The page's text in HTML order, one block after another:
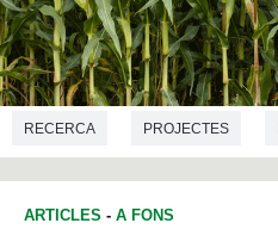
RECERCA PROJECTES
ARTICLES - A FONS